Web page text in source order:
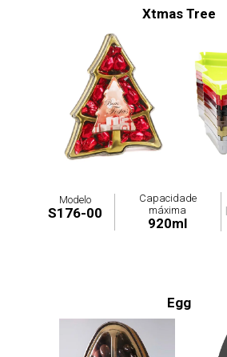
Xtmas Tree
Modelo
S176-00
Capacidade
máxima
920ml
Egg